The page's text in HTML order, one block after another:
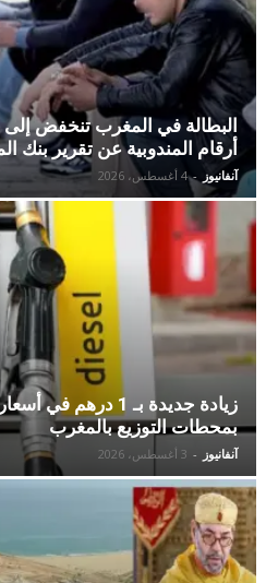
أرقام المندوبية عن تقرير بنك
آنفانيوز - 4 أغسطس، 2026
زيادة جديدة بـ 1 درهم
بمحطات التوزيع بالمغرب
آنفانيوز - 3 أغسطس، 2026